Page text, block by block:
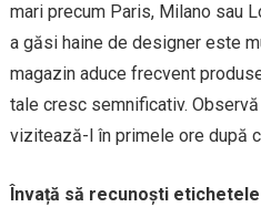
mari precum Paris, Milano sau
a găsi haine de designer este
magazin aduce frecvent
tale cresc semnificativ.
vizitează-l în primele ore după
Învață să recunoști